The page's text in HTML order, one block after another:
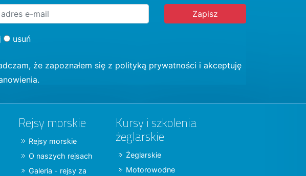
usuń
że zapoznałem się z polityką prywatności i akceptuję
Rejsy morskie
Rejsy morskie
O naszych rejsach
Galeria - rejsy za
Kursy i szkolenia
żeglarskie
Żeglarskie
Motorowodne